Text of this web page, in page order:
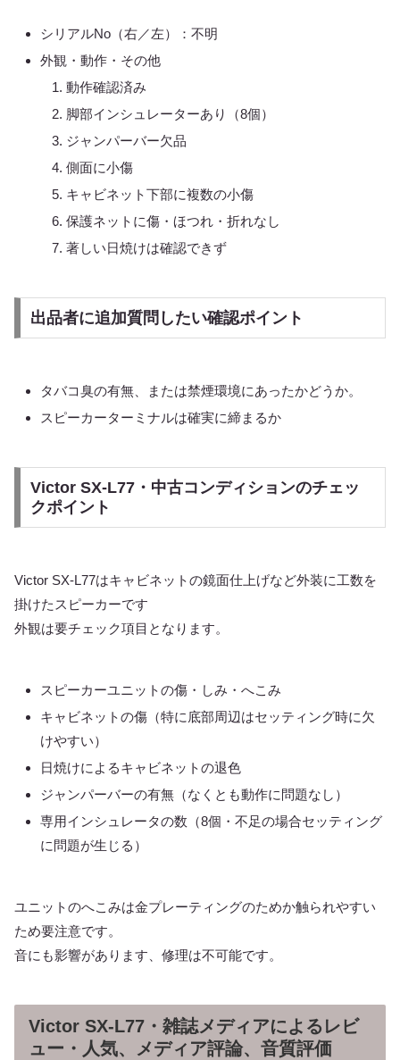
シリアルNo（右／左）：不明
外観・動作・その他
動作確認済み
脚部インシュレーターあり（8個）
ジャンパーバー欠品
側面に小傷
キャビネット下部に複数の小傷
保護ネットに傷・ほつれ・折れなし
著しい日焼けは確認できず
出品者に追加質問したい確認ポイント
タバコ臭の有無、または禁煙環境にあったかどうか。
スピーカーターミナルは確実に締まるか
Victor SX-L77・中古コンディションのチェッ
クポイント
Victor SX-L77はキャビネットの鏡面仕上げなど外装に工数を
掛けたスピーカーです
外観は要チェック項目となります。
スピーカーユニットの傷・しみ・へこみ
キャビネットの傷（特に底部周辺はセッティング時に欠
けやすい）
日焼けによるキャビネットの退色
ジャンパーバーの有無（なくとも動作に問題なし）
専用インシュレータの数（8個・不足の場合セッティング
に問題が生じる）
ユニットのへこみは金プレーティングのためか触られやすい
ため要注意です。
音にも影響があります、修理は不可能です。
Victor SX-L77・雑誌メディアによるレビ
ュー・人気、メディア評論、音質評価